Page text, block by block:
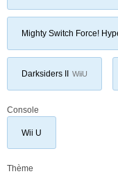
Mighty Switch Force!
Darksiders II WiiU
Console
Wii U
Thème